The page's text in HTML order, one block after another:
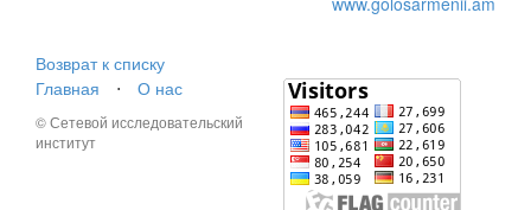
Возврат к списку
Главная
⋅ О нас
© Сетевой исследовательский
институт